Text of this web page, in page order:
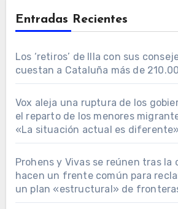
Entradas Recientes
Los ‘retiros’ de Illa con sus
cuestan a Cataluña más de
Vox aleja una ruptura de los
el reparto de los menores
«La situación actual es diferente»
Prohens y Vivas se reúnen tras la
hacen un frente común para
un plan «estructural» de